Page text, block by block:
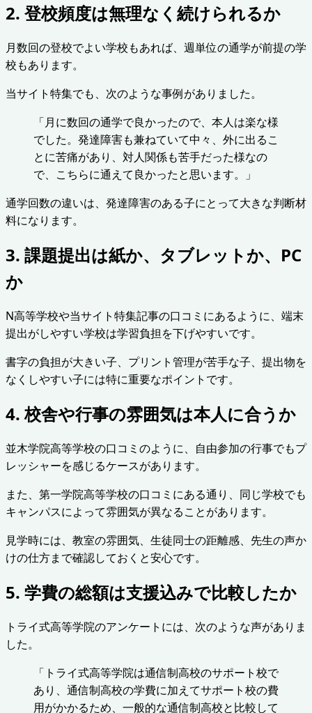
2. 登校頻度は無理なく続けられるか
月数回の登校でよい学校もあれば、週単位の通学が前提の学
校もあります。
当サイト特集でも、次のような事例がありました。
「月に数回の通学で良かったので、本人は楽な様
でした。発達障害も兼ねていて中々、外に出るこ
とに苦痛があり、対人関係も苦手だった様なの
で、こちらに通えて良かったと思います。」
通学回数の違いは、発達障害のある子にとって大きな判断材
料になります。
3. 課題提出は紙か、タブレットか、PC
か
N高等学校や当サイト特集記事の口コミにあるように、端末
提出がしやすい学校は学習負担を下げやすいです。
書字の負担が大きい子、プリント管理が苦手な子、提出物を
なくしやすい子には特に重要なポイントです。
4. 校舎や行事の雰囲気は本人に合うか
並木学院高等学校の口コミのように、自由参加の行事でもプ
レッシャーを感じるケースがあります。
また、第一学院高等学校の口コミにある通り、同じ学校でも
キャンパスによって雰囲気が異なることがあります。
見学時には、教室の雰囲気、生徒同士の距離感、先生の声か
けの仕方まで確認しておくと安心です。
5. 学費の総額は支援込みで比較したか
トライ式高等学院のアンケートには、次のような声がありま
した。
「トライ式高等学院は通信制高校のサポート校で
あり、通信制高校の学費に加えてサポート校の費
用がかかるため、一般的な通信制高校と比較して